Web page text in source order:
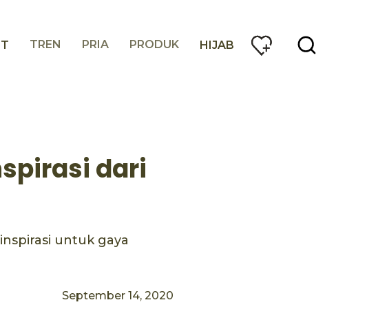
TREN PRIA PRODUK HIJAB
dari
untuk gaya
September 14, 2020